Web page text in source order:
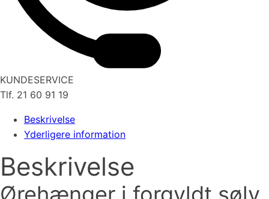
KUNDESERVICE
Tlf. 21 60 91 19
Beskrivelse
Yderligere information
Beskrivelse